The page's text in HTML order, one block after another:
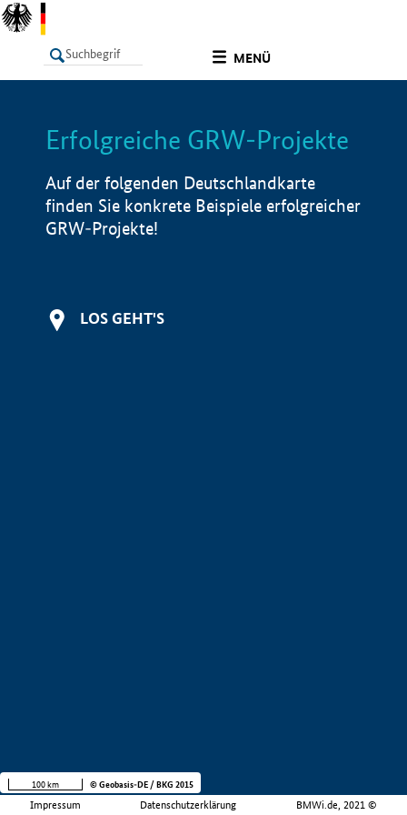
MENÜ
LISTE Info
Erfolgreiche GRW-Projekte
Auf der folgenden Deutschlandkarte
finden Sie konkrete Beispiele erfolgreicher
GRW-Projekte!
LOS GEHT'S
Impressum Datenschutzerklärung BMWi.de, 2021 ©
100 km © Geobasis-DE / BKG 2015